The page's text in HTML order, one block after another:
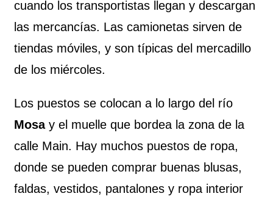
cuando los transportistas llegan y descargan
las mercancías. Las camionetas sirven de
tiendas móviles, y son típicas del mercadillo
de los miércoles.
Los puestos se colocan a lo largo del río
Mosay el muelle que bordea la zona de la
calle Main. Hay muchos puestos de ropa,
donde se pueden comprar buenas blusas,
faldas, vestidos, pantalones y ropa interior